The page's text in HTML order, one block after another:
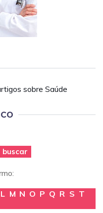
sobre Saúde
buscar
L M N O P Q R S T